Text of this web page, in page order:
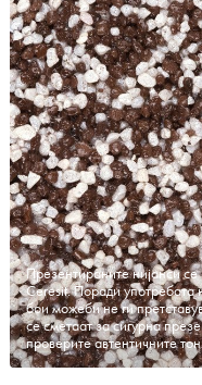
Презентираните нијанси
Ceresit. Поради употребата
бои можеби не ги
се сметаат за сигурна
проверите автентичните